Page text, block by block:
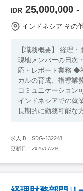
IDR 25,000,000 -
インドネシア その
【職務概要】 経理
現地メンバーの日次
応・レポート業務 ◆
カルの育成、指導業務 ◆その他付随する業務 【必須
コミュニケーション
インドネシアでの就
長期的に勤務可能な
求人ID：SDG-132248
更新日：2026/07/29